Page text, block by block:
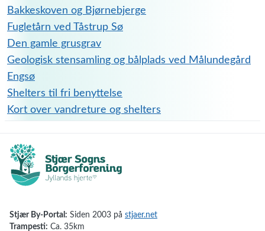
Bakkeskoven og Bjørnebjerge
Fugletårn ved Tåstrup Sø
Den gamle grusgrav
Geologisk stensamling og bålplads ved Målundegård
Engsø
Shelters til fri benyttelse
Kort over vandreture og shelters
Stjær By-Portal: Siden 2003 på stjaer.net
Trampesti: Ca. 35km